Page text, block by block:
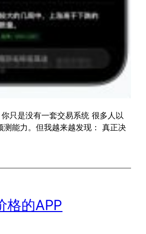
只是没有一套交易系统 很多人以
测能力。但我越来越发现： 真正决
格的APP